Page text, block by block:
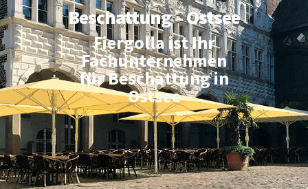
Beschattung – Ostsee
Fiergolla ist Ihr
Fachunternehmen
für Beschattung in
Ostsee